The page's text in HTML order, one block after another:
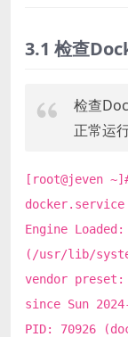
3.1 检查
检查
正常运行
[root@jeven
Engine
(/usr/lib/
vendor
since Sun
PID: 70926